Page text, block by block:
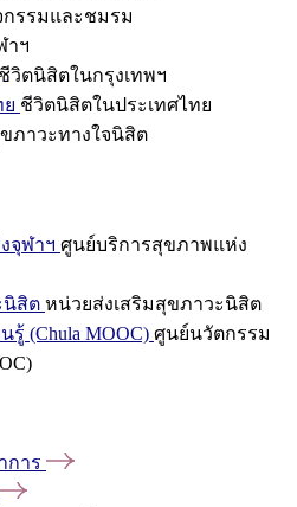
กรรมและชมรม
าฯ
ชีวิตนิสิตในกรุงเทพฯ
ชีวิตนิสิตในประเทศไทย
ภาวะทางใจนิสิต
จุฬาฯ ศูนย์บริการสุขภาพแห่ง
นิสิต หน่วยส่งเสริมสุขภาวะนิสิต
(Chula MOOC) ศูนย์นวัตกรรม
การ